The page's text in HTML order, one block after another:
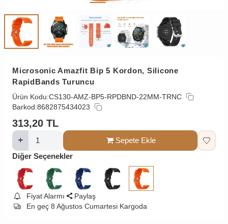
Microsonic Amazfit Bip 5 Kordon, Silicone
RapidBands Turuncu
Ürün Kodu:CS130-AMZ-BP5-RPDBND-22MM-TRNC
Barkod:8682875434023
313,20 TL
Sepete Ekle
Diğer Seçenekler
Fiyat Alarmı
Paylaş
En geç 8 Ağustos Cumartesi Kargoda